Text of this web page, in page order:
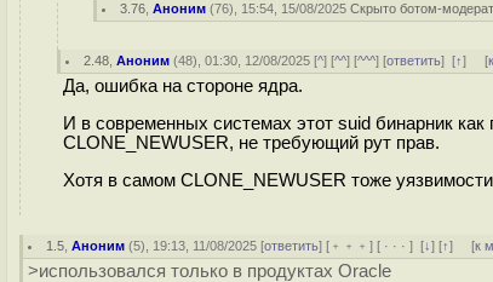
3.76 ,Аноним (76), 15:54, 15/08/2025Скрыто ботом-
2.48 ,Аноним (48), 01:30, 12/08/2025 [^] [^^] [^^^] [ответить][↑] [
Да, ошибка на стороне ядра.
И в современных системах этот suid бинарник
CLONE_NEWUSER, не требующий рут прав.
Хотя в самом CLONE_NEWUSER тоже
1.5 ,Аноним (5), 19:13, 11/08/2025 [ответить] [ ﹢﹢﹢] [ · · ·][↓] [↑] [к
>использовался только в продуктах Oracle